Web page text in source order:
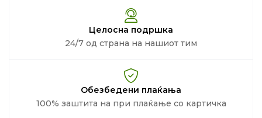
Целосна подршка
24/7 од страна на нашиот тим
Обезбедени плаќања
100% заштита на при плаќање со картичка